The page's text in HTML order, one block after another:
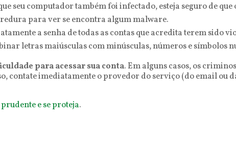
seu computador também foi infectado, esteja seguro de
para ver se encontra algum malware.
a senha de todas as contas que acredita terem sido
letras maiúsculas com minúsculas, números e símbolos
para acessar sua conta. Em alguns casos, os
contate imediatamente o provedor do serviço (do email ou
e se proteja.